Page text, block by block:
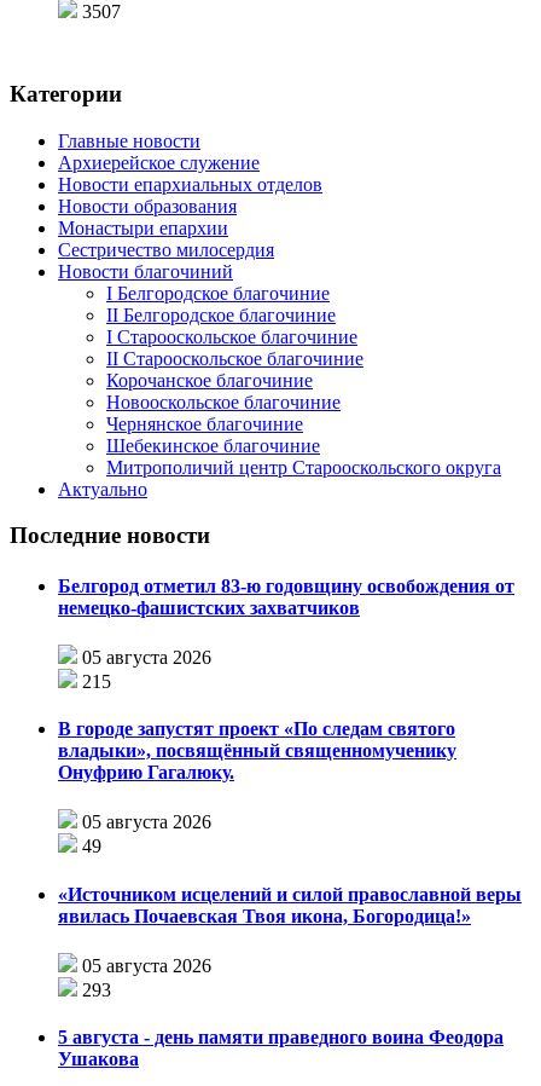
3507
Категории
Главные новости
Архиерейское служение
Новости епархиальных отделов
Новости образования
Монастыри епархии
Сестричество милосердия
Новости благочиний
I Белгородское благочиние
II Белгородское благочиние
I Старооскольское благочиние
II Старооскольское благочиние
Корочанское благочиние
Новооскольское благочиние
Чернянское благочиние
Шебекинское благочиние
Митрополичий центр Старооскольского округа
Актуально
Последние новости
Белгород отметил 83-ю годовщину освобождения от
немецко-фашистских захватчиков
05 августа 2026
215
В городе запустят проект «По следам святого
владыки», посвящённый священномученику
Онуфрию Гагалюку.
05 августа 2026
49
«Источником исцелений и силой православной веры
явилась Почаевская Твоя икона, Богородица!»
05 августа 2026
293
5 августа - день памяти праведного воина Феодора
Ушакова